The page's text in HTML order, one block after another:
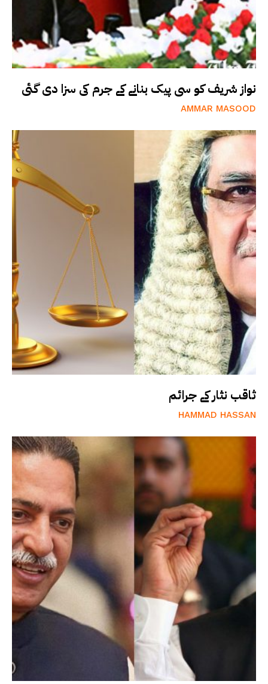
نواز شریف کو سی پیک بنانے کے جرم کی سزا دی گئی
AMMAR MASOOD
ثاقب نثار کے جرائم
HAMMAD HASSAN